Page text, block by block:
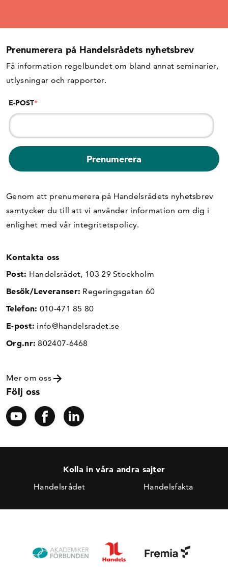
Prenumerera på Handelsrådets nyhetsbrev
Få information regelbundet om bland annat seminarier,
utlysningar och rapporter.
E-POST*
Genom att prenumerera på Handelsrådets nyhetsbrev
samtycker du till att vi använder information om dig i
enlighet med vår integritetspolicy.
Kontakta oss
Post: Handelsrådet, 103 29 Stockholm
Besök/Leveranser: Regeringsgatan 60
Telefon: 010-471 85 80
E-post: info@handelsradet.se
Org.nr: 802407-6468
Mer om oss
Följ oss
Kolla in våra andra sajter
Handelsrådet Handelsfakta